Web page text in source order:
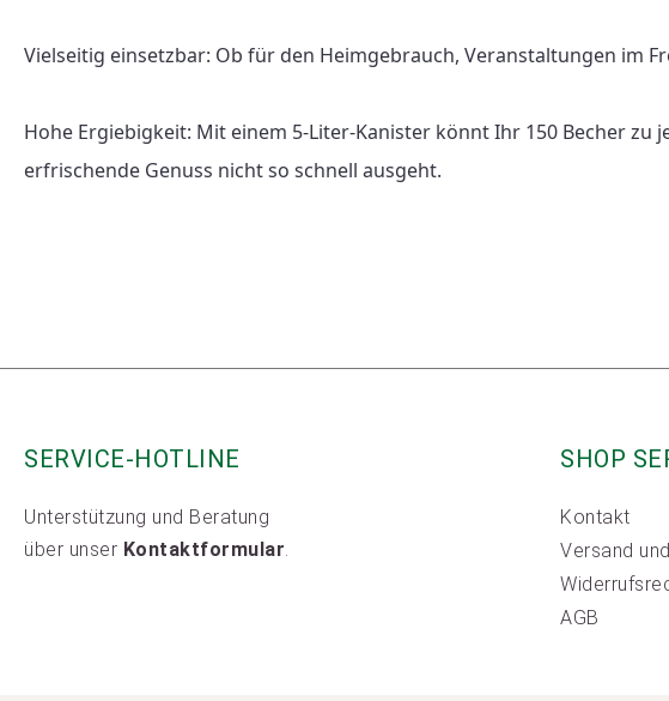
Vielseitig einsetzbar: Ob für den Heimgebrauch, Veranstaltungen im
Hohe Ergiebigkeit: Mit einem 5-Liter-Kanister könnt Ihr 150 Becher
erfrischende Genuss nicht so schnell ausgeht.
SERVICE-HOTLINE
Unterstützung und Beratung
über unser Kontaktformular.
SHOP
Kontakt
Versand
AGB